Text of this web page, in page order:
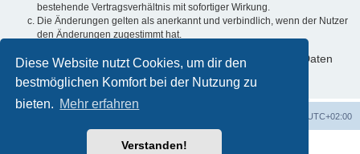
Diese Website nutzt Cookies, um dir den
bestmöglichen Komfort bei der Nutzung zu
bieten. Mehr erfahren
Verstanden!
bestehende Vertragsverhältnis mit sofortiger Wirkung.
Die Änderungen gelten als anerkannt und verbindlich, wenn der Nutzer
den Änderungen zugestimmt hat.
Informationen über den Umgang mit deinen persönlichen Daten
sind in der Datenschutzerklärung enthalten.
UTC+02:00
Powered byphpBB® Forum Software © phpBB Limited